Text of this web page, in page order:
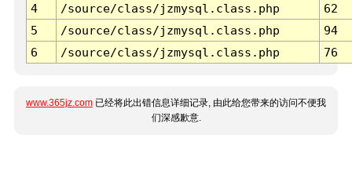
4
/source/class/jzmysql.class.php
62
5
/source/class/jzmysql.class.php
94
6
/source/class/jzmysql.class.php 76
www.365jz.com 已经将此出错信息详细记录, 由此给您带来的访问不便我
们深感歉意.